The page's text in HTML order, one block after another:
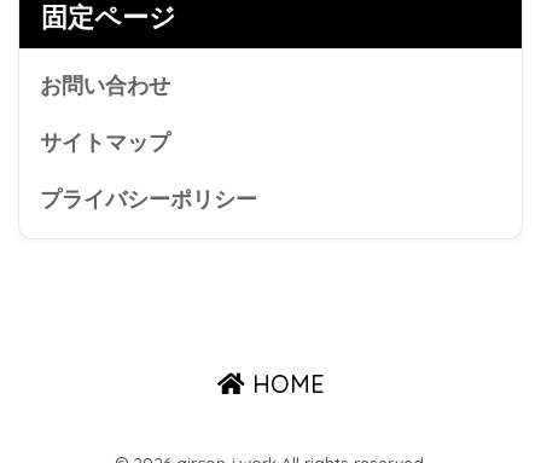
固定ページ
お問い合わせ
サイトマップ
プライバシーポリシー
HOME